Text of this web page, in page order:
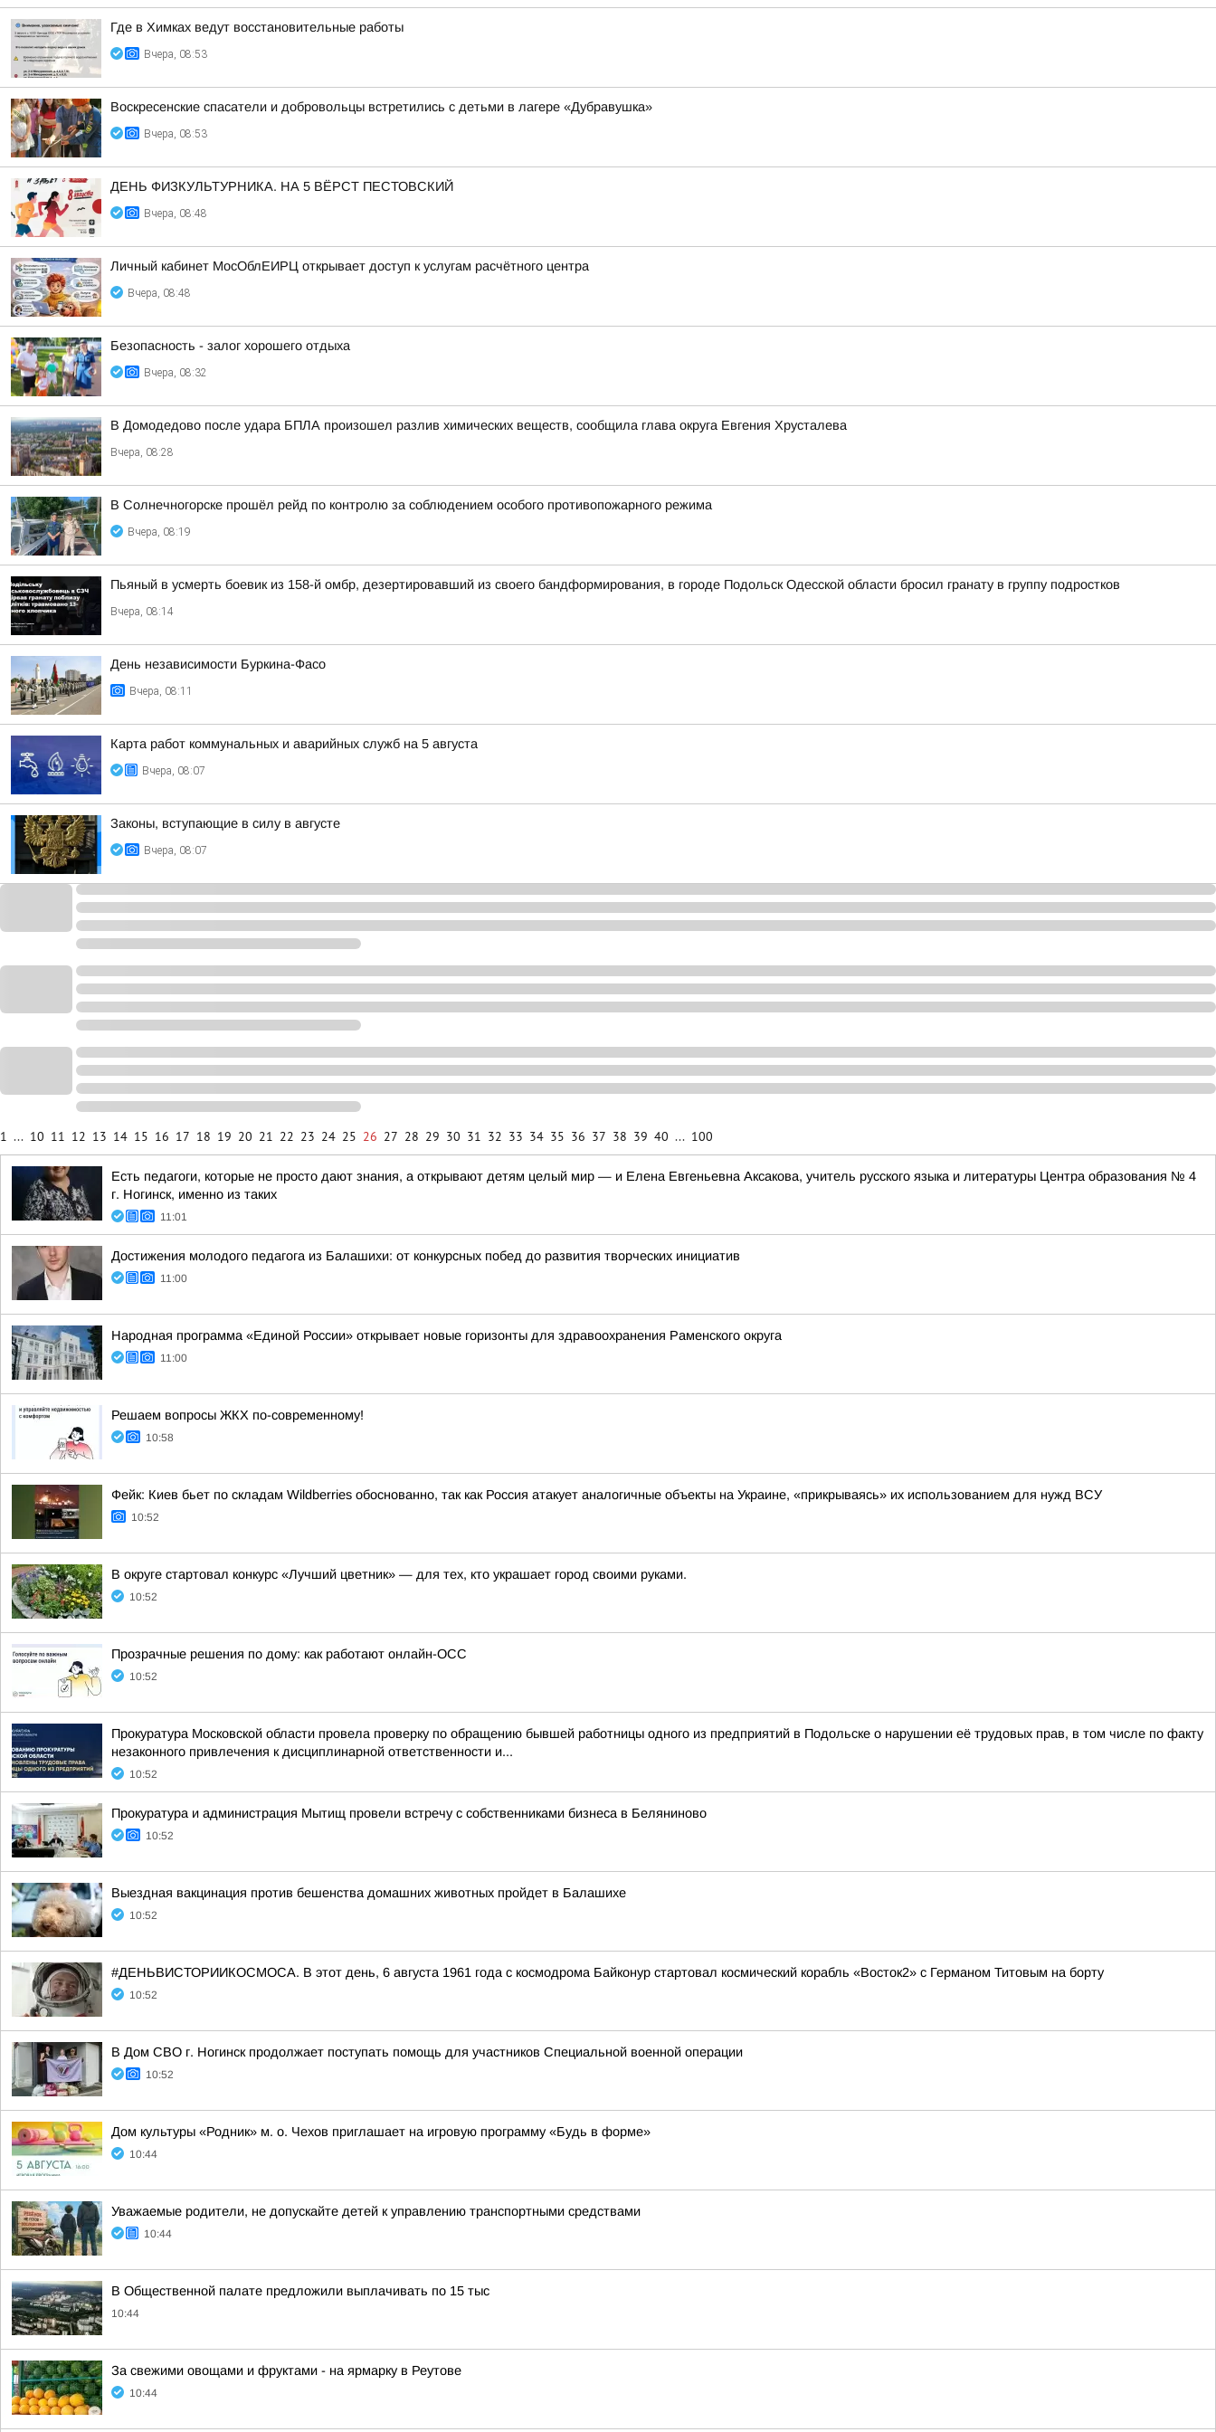
Где в Химках ведут восстановительные работы
Вчера, 08:53
Воскресенские спасатели и добровольцы встретились с детьми в лагере «Дубравушка»
Вчера, 08:53
ДЕНЬ ФИЗКУЛЬТУРНИКА. НА 5 ВЁРСТ ПЕСТОВСКИЙ
Вчера, 08:48
Личный кабинет МосОблЕИРЦ открывает доступ к услугам расчётного центра
Вчера, 08:48
Безопасность - залог хорошего отдыха
Вчера, 08:32
В Домодедово после удара БПЛА произошел разлив химических веществ, сообщила глава округа Евгения Хрусталева
Вчера, 08:28
В Солнечногорске прошёл рейд по контролю за соблюдением особого противопожарного режима
Вчера, 08:19
Пьяный в усмерть боевик из 158-й омбр, дезертировавший из своего бандформирования, в городе Подольск Одесской области бросил гранату в группу подростков
Вчера, 08:14
День независимости Буркина-Фасо
Вчера, 08:11
Карта работ коммунальных и аварийных служб на 5 августа
Вчера, 08:07
Законы, вступающие в силу в августе
Вчера, 08:07
1 ... 10 11 12 13 14 15 16 17 18 19 20 21 22 23 24 25 26 27 28 29 30 31 32 33 34 35 36 37 38 39 40 ... 100
Есть педагоги, которые не просто дают знания, а открывают детям целый мир — и Елена Евгеньевна Аксакова, учитель русского языка и литературы Центра образования № 4
г. Ногинск, именно из таких
11:01
Достижения молодого педагога из Балашихи: от конкурсных побед до развития творческих инициатив
11:00
Народная программа «Единой России» открывает новые горизонты для здравоохранения Раменского округа
11:00
Решаем вопросы ЖКХ по-современному!
10:58
Фейк: Киев бьет по складам Wildberries обоснованно, так как Россия атакует аналогичные объекты на Украине, «прикрываясь» их использованием для нужд ВСУ
10:52
В округе стартовал конкурс «Лучший цветник» — для тех, кто украшает город своими руками.
10:52
Прозрачные решения по дому: как работают онлайн-ОСС
10:52
Прокуратура Московской области провела проверку по обращению бывшей работницы одного из предприятий в Подольске о нарушении её трудовых прав, в том числе по факту
незаконного привлечения к дисциплинарной ответственности и...
10:52
Прокуратура и администрация Мытищ провели встречу с собственниками бизнеса в Беляниново
10:52
Выездная вакцинация против бешенства домашних животных пройдет в Балашихе
10:52
#ДЕНЬВИСТОРИИКОСМОСА. В этот день, 6 августа 1961 года с космодрома Байконур стартовал космический корабль «Восток2» с Германом Титовым на борту
10:52
В Дом СВО г. Ногинск продолжает поступать помощь для участников Специальной военной операции
10:52
Дом культуры «Родник» м. о. Чехов приглашает на игровую программу «Будь в форме»
10:44
Уважаемые родители, не допускайте детей к управлению транспортными средствами
10:44
В Общественной палате предложили выплачивать по 15 тыс
10:44
За свежими овощами и фруктами - на ярмарку в Реутове
10:44